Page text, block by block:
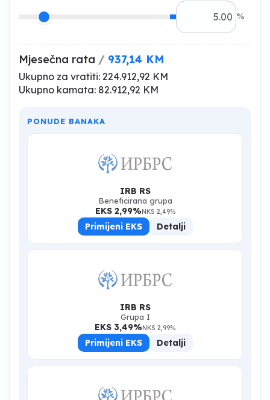
%
Mjesečna rata / 937,14 KM
Ukupno za vratiti: 224.912,92 KM
Ukupno kamata: 82.912,92 KM
PONUDE BANAKA
IRB RS
Beneficirana grupa
EKS 2,99%NKS 2,49%
Primijeni EKS Detalji
IRB RS
Grupa I
EKS 3,49%NKS 2,99%
Primijeni EKS Detalji